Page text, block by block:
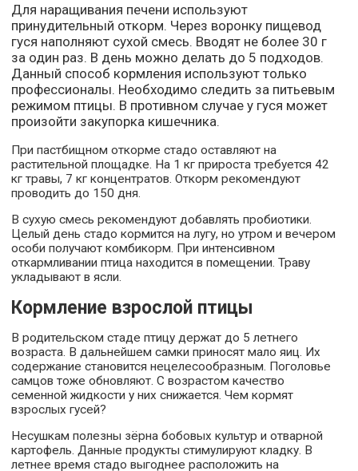
Для наращивания печени используют
принудительный откорм. Через воронку пищевод
гуся наполняют сухой смесь. Вводят не более 30 г
за один раз. В день можно делать до 5 подходов.
Данный способ кормления используют только
профессионалы. Необходимо следить за питьевым
режимом птицы. В противном случае у гуся может
произойти закупорка кишечника.
При пастбищном откорме стадо оставляют на
растительной площадке. На 1 кг прироста требуется 42
кг травы, 7 кг концентратов. Откорм рекомендуют
проводить до 150 дня.
В сухую смесь рекомендуют добавлять пробиотики.
Целый день стадо кормится на лугу, но утром и вечером
особи получают комбикорм. При интенсивном
откармливании птица находится в помещении. Траву
укладывают в ясли.
Кормление взрослой птицы
В родительском стаде птицу держат до 5 летнего
возраста. В дальнейшем самки приносят мало яиц. Их
содержание становится нецелесообразным. Поголовье
самцов тоже обновляют. С возрастом качество
семенной жидкости у них снижается. Чем кормят
взрослых гусей?
Несушкам полезны зёрна бобовых культур и отварной
картофель. Данные продукты стимулируют кладку. В
летнее время стадо выгоднее расположить на